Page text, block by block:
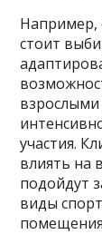
Например,
стоит
участия.
влиять на
подойдут
виды